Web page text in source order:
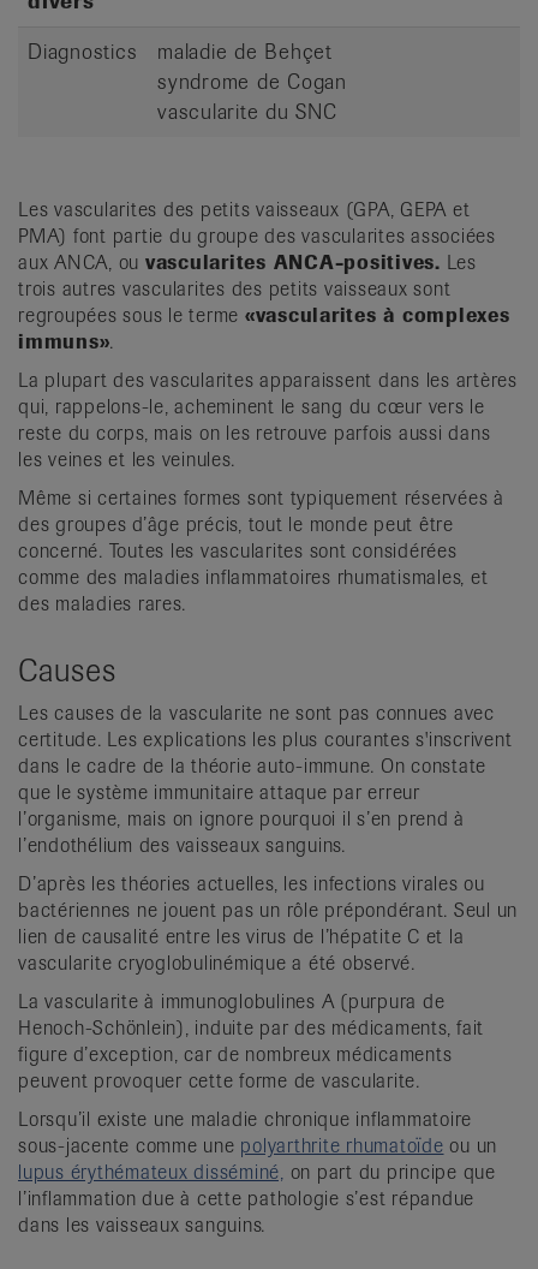
Diagnostics
maladie de Behçet
syndrome de Cogan
vascularite du SNC
Les vascularites des petits vaisseaux (GPA, GEPA et
PMA) font partie du groupe des vascularites associées
aux ANCA, ou vascularites ANCA-positives. Les
trois autres vascularites des petits vaisseaux sont
regroupées sous le terme «vascularites à complexes
immuns».
La plupart des vascularites apparaissent dans les artères
qui, rappelons-le, acheminent le sang du cœur vers le
reste du corps, mais on les retrouve parfois aussi dans
les veines et les veinules.
Même si certaines formes sont typiquement réservées à
des groupes d’âge précis, tout le monde peut être
concerné. Toutes les vascularites sont considérées
comme des maladies inflammatoires rhumatismales, et
des maladies rares.
Causes
Les causes de la vascularite ne sont pas connues avec
certitude. Les explications les plus courantes s'inscrivent
dans le cadre de la théorie auto-immune. On constate
que le système immunitaire attaque par erreur
l’organisme, mais on ignore pourquoi il s’en prend à
l’endothélium des vaisseaux sanguins.
D’après les théories actuelles, les infections virales ou
bactériennes ne jouent pas un rôle prépondérant. Seul un
lien de causalité entre les virus de l’hépatite C et la
vascularite cryoglobulinémique a été observé.
La vascularite à immunoglobulines A (purpura de
Henoch-Schönlein), induite par des médicaments, fait
figure d’exception, car de nombreux médicaments
peuvent provoquer cette forme de vascularite.
Lorsqu’il existe une maladie chronique inflammatoire
sous-jacente comme une polyarthrite rhumatoïde ou un
lupus érythémateux disséminé, on part du principe que
l’inflammation due à cette pathologie s’est répandue
dans les vaisseaux sanguins.